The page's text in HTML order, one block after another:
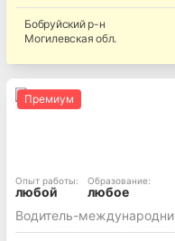
Бобруйскийр-н
Могилевская обл.
Премиум
Опыт работы:
любой
Образование:
любое
Водитель-